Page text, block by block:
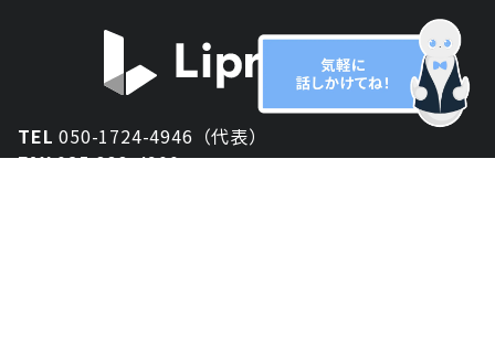
TEL050-1724-4946（代表）
FAX025-333-4900